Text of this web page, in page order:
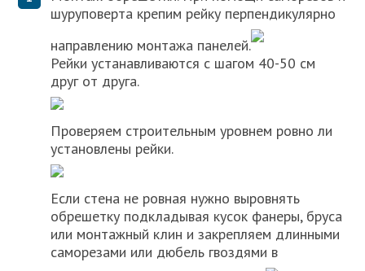
шуруповерта крепим рейку перпендикулярно
направлению монтажа панелей.
Рейки устанавливаются с шагом 40-50 см
друг от друга.
Проверяем строительным уровнем ровно ли
установлены рейки.
Если стена не ровная нужно выровнять
обрешетку подкладывая кусок фанеры, бруса
или монтажный клин и закрепляем длинными
саморезами или дюбель гвоздями в